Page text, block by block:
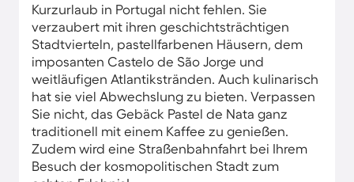
Kurzurlaub in Portugal nicht fehlen. Sie
verzaubert mit ihren geschichtsträchtigen
Stadtvierteln, pastellfarbenen Häusern, dem
imposanten Castelo de São Jorge und
weitläufigen Atlantikstränden. Auch kulinarisch
hat sie viel Abwechslung zu bieten. Verpassen
Sie nicht, das Gebäck Pastel de Nata ganz
traditionell mit einem Kaffee zu genießen.
Zudem wird eine Straßenbahnfahrt bei Ihrem
Besuch der kosmopolitischen Stadt zum